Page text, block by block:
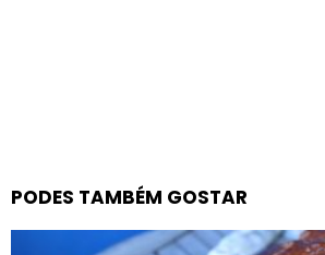
PODES TAMBÉM GOSTAR